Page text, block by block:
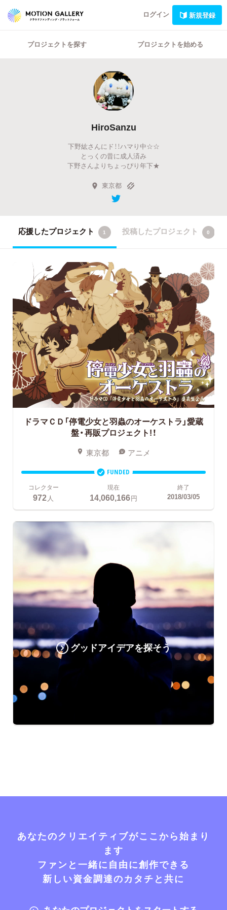
ログイン 新規登録
プロジェクトを探す プロジェクトを始める
HiroSanzu
下野紘さんにド！！ハマり中☆☆
とっくの昔に成人済み
下野さんよりちょっぴり年下★
東京都
応援したプロジェクト 1 投稿したプロジェクト 0
ドラマＣＤ「停電少女と羽蟲のオーケストラ」愛蔵
盤・再販プロジェクト!！
東京都 アニメ
FUNDED
コレクター
972 人
現在
14,060,166円
終了
2018/03/05
グッドアイデアを探そう
あなたのクリエイティブがここから始まり
ます
ファンと一緒に自由に創作できる
新しい資金調達のカタチと共に